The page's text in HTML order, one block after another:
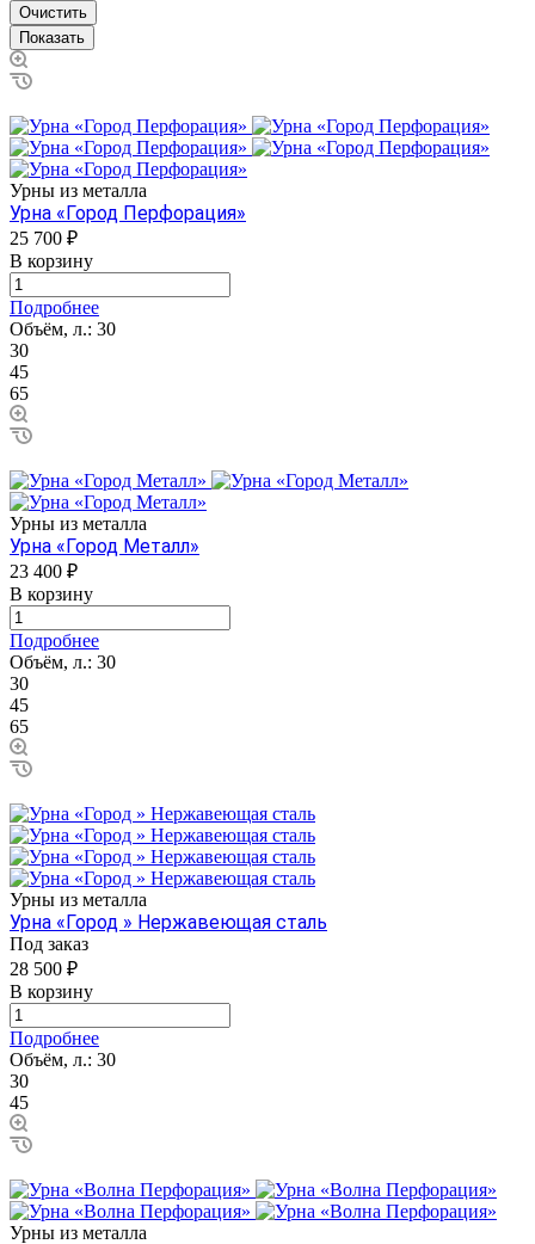
Очистить
Урны из металла
Урна «Город Перфорация»
25 700 ₽
В корзину
Подробнее
Объём, л.: 30
30
45
65
Урны из металла
Урна «Город Металл»
23 400 ₽
В корзину
Подробнее
Объём, л.: 30
30
45
65
Урны из металла
Урна «Город » Нержавеющая сталь
Под заказ
28 500 ₽
В корзину
Подробнее
Объём, л.: 30
30
45
Урны из металла